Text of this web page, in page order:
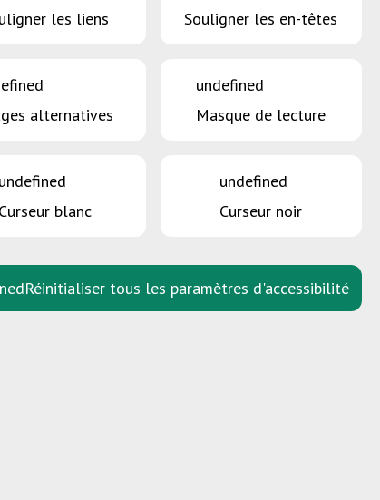
les liens
Souligner les en-têtes
alternatives
undefined
Masque de lecture
undefined
Curseur blanc
undefined
Curseur noir
Réinitialiser tous les paramètres d'accessibilité